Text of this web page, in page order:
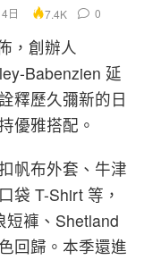
日 7.4K 0
，創辦人
Babenzien 延
釋歷久彌新的日
優雅搭配。
帆布外套、牛津
袋 T-Shirt 等，
短褲、Shetland
回歸。本季還進